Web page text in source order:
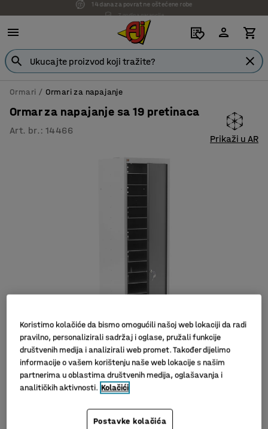
7 godina garancije
Ormari Ormari za napajanje
Ormar za napajanje sa 19 pretinaca
Art. br. :14466
Prikaži u AR
Slični proizvodi
Koristimo kolačiće da bismo omogućili našoj web lokaciji da radi
pravilno, personalizirali sadržaj i oglase, pružali funkcije
društvenih medija i analizirali web promet. Također dijelimo
informacije o vašem korištenju naše web lokacije s našim
partnerima u oblastima društvenih medija, oglašavanja i
analitičkih aktivnosti. Kolačići
Postavke kolačića